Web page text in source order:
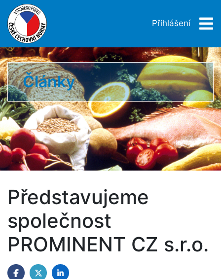
Přihlášení
Články
Představujeme
společnost
PROMINENT CZ s.r.o.